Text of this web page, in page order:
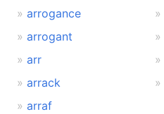
arrogance
arrogant
arr
arrack
arraf